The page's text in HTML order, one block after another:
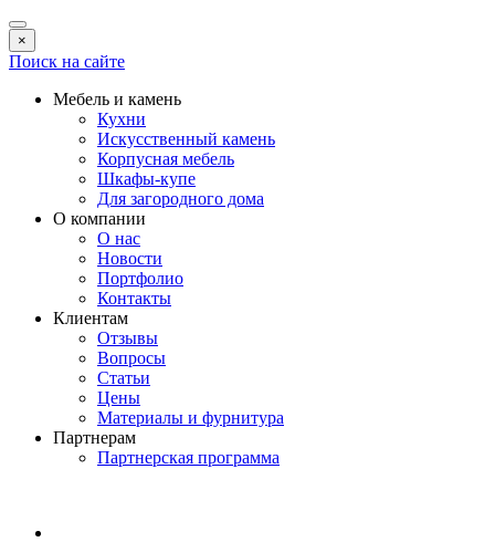
×
Поиск на сайте
Мебель и камень
Кухни
Искусственный камень
Корпусная мебель
Шкафы-купе
Для загородного дома
О компании
О нас
Новости
Портфолио
Контакты
Клиентам
Отзывы
Вопросы
Статьи
Цены
Материалы и фурнитура
Партнерам
Партнерская программа